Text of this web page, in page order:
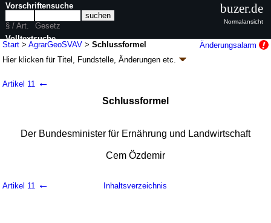
Start >AgrarGeoSVAV >Schlussformel
Änderungsalarm
Hier klicken fürTitel, Fundstelle, Änderungen etc.
Verweisanpassungsverordnung
10 Änderungen | wird in 7 Vorschriften zitiert
Artikel 11 ←
Schlussformel
Der Bundesminister für Ernährung und Landwirtschaft
Cem Özdemir
Artikel 11 ← Inhaltsverzeichnis
Vorschriftensuche
§ / Art.
Gesetz
Volltextsuche
nur in AgrarGeoSVAV
buzer.de
Normalansicht